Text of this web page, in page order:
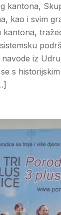
kantona,
kao i svim
iz
s